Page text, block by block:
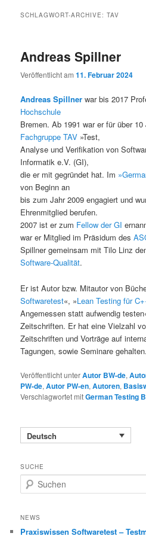
SCHLAGWORT-ARCHIVE:TAV
Andreas Spillner
Veröffentlicht am11. Februar 2024
Andreas Spillner war bis 2017
Hochschule
Bremen. Ab 1991 war er für über
Fachgruppe TAV »Test,
Analyse und Verifikation von
Informatik e.V. (GI),
die er mit gegründet hat. Im
von Beginn an
bis zum Jahr 2009 engagiert und
Ehrenmitglied berufen.
2007 ist er zum Fellow der GI
war er Mitglied im Präsidum des
Spillner gemeinsam mit Tilo Linz
Software-Qualität.
Er ist Autor bzw. Mitautor von
Softwaretest«, »Lean Testing für
Angemessen statt aufwendig
Zeitschriften. Er hat eine Vielzahl
Zeitschriften und Vorträge auf
Tagungen, sowie Seminare gehalten.
Veröffentlicht unterAutor BW-de,
PW-de,Autor PW-en,Autoren,
Verschlagwortet mitGerman Testing
Deutsch
SUCHE
u
h
NEWS
Praxiswissen Softwaretest –